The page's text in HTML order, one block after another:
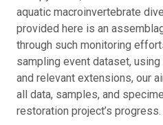
aquatic macroinvertebrate
provided here is an
through such monitoring
sampling event dataset,
and relevant extensions, our
all data, samples, and
restoration project’s progress.